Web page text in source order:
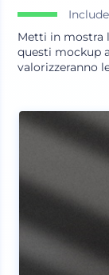
Include
Metti in mostra
questi mockup
valorizzeranno